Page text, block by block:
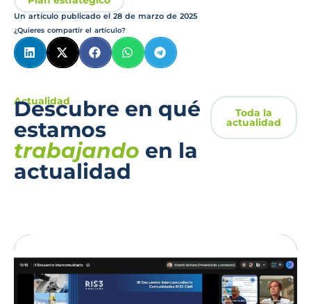
Un artículo publicado el28 de marzo de 2025
¿Quieres compartir el artículo?
Actualidad
Descubre en qué
estamos
trabajando en la
actualidad
Toda la
actualidad